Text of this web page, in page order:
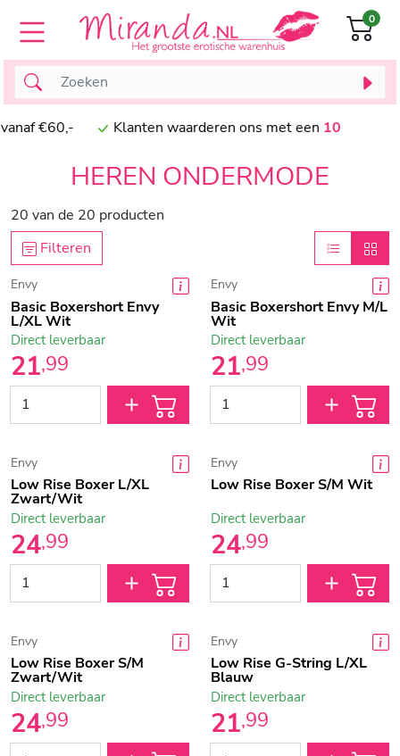
vanaf €60,- Klanten waarderen ons met een
0
HEREN ONDERMODE
20 van de 20 producten
Filteren
Envy
Basic Boxershort Envy
L/XL Wit
21,99
Direct leverbaar
Envy
Basic Boxershort Envy M/L
Wit
21,99
Direct leverbaar
Envy
Low Rise Boxer L/XL
Zwart/Wit
24,99
Direct leverbaar
Envy
Low Rise Boxer S/M Wit
24,99
Direct leverbaar
Envy
Low Rise Boxer S/M
Zwart/Wit
24,99
Direct leverbaar
Envy
Low Rise G-String L/XL
Blauw
21,99
Direct leverbaar